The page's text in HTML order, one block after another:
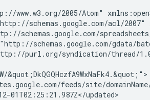
www.w3.org/2005/Atom"
schemas.google.com/acl/
schemas.google.com/
schemas.google.com/gdata/
purl.org/syndication/thread/
feeds/site/
domainName
01T02:25:21.987Z</updated>